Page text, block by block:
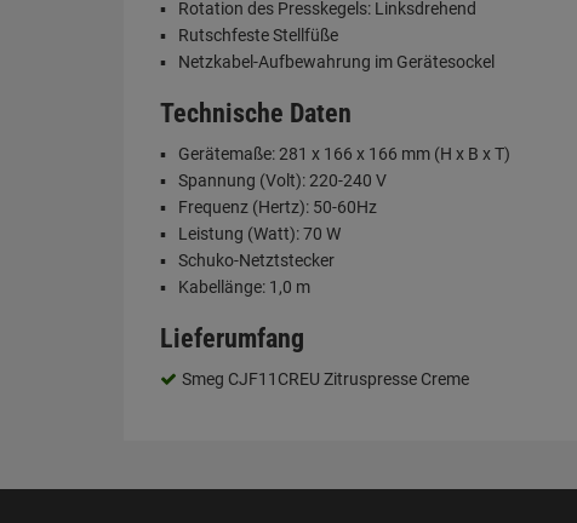
Rotation des Presskegels: Linksdrehend
Rutschfeste Stellfüße
Netzkabel-Aufbewahrung im Gerätesockel
Technische Daten
Gerätemaße: 281 x 166 x 166 mm (H x B x T)
Spannung (Volt): 220-240 V
Frequenz (Hertz): 50-60Hz
Leistung (Watt): 70 W
Schuko-Netztstecker
Kabellänge: 1,0 m
Lieferumfang
Smeg CJF11CREU Zitruspresse Creme